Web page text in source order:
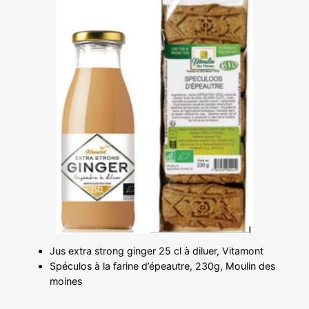
Jus extra strong ginger 25 cl à diluer, Vitamont
Spéculos à la farine d’épeautre, 230g, Moulin des
moines